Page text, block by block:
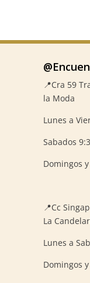
📍Cra 59
la Moda
Lunes a
Sabados
Domingos
📍Cc
La
Lunes a
Domingos